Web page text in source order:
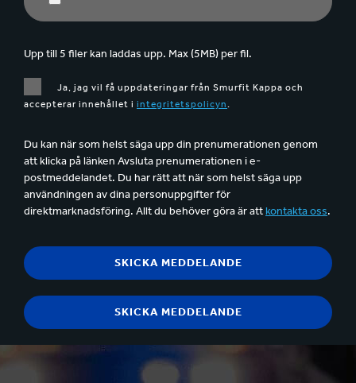
Upp till 5 filer kan laddas upp. Max (5MB) per fil.
Ja, jag vil få uppdateringar från Smurfit Kappa och
accepterar innehållet i integritetspolicyn.
Du kan när som helst säga upp din prenumerationen genom
att klicka på länken Avsluta prenumerationen i e-
postmeddelandet. Du har rätt att när som helst säga upp
användningen av dina personuppgifter för
direktmarknadsföring. Allt du behöver göra är attkontakta oss.